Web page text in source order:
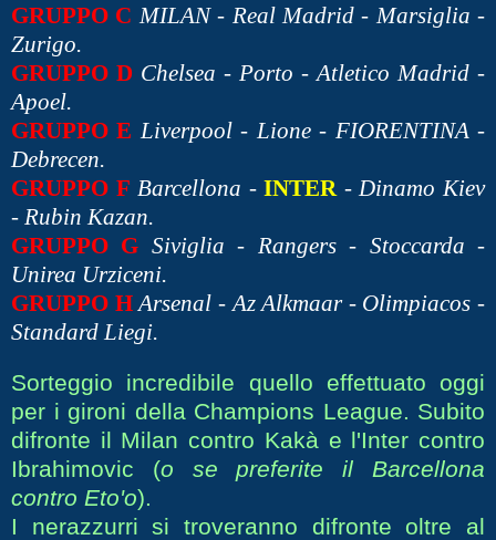
GRUPPO C MILAN - Real Madrid - Marsiglia -
Zurigo.
GRUPPO D Chelsea - Porto - Atletico Madrid -
Apoel.
GRUPPO E Liverpool - Lione - FIORENTINA -
Debrecen.
GRUPPO F Barcellona - INTER - Dinamo Kiev
- Rubin Kazan.
GRUPPO G Siviglia - Rangers - Stoccarda -
Unirea Urziceni.
GRUPPO H Arsenal - Az Alkmaar - Olimpiacos -
Standard Liegi.
Sorteggio incredibile quello effettuato oggi
per i gironi della Champions League. Subito
difronte il Milan contro Kakà e l'Inter contro
Ibrahimovic (o se preferite il Barcellona
contro Eto'o).
I nerazzurri si troveranno difronte oltre al